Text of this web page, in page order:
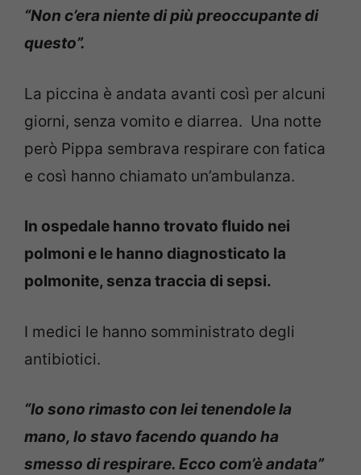
“Non c’era niente di più preoccupante di
questo”.
La piccina è andata avanti così per alcuni
giorni, senza vomito e diarrea. Una notte
però Pippa sembrava respirare con fatica
e così hanno chiamato un’ambulanza.
In ospedale hanno trovato fluido nei
polmoni e le hanno diagnosticato la
polmonite, senza traccia di sepsi.
I medici le hanno somministrato degli
antibiotici.
“Io sono rimasto con lei tenendole la
mano, lo stavo facendo quando ha
smesso di respirare. Ecco com’è andata”